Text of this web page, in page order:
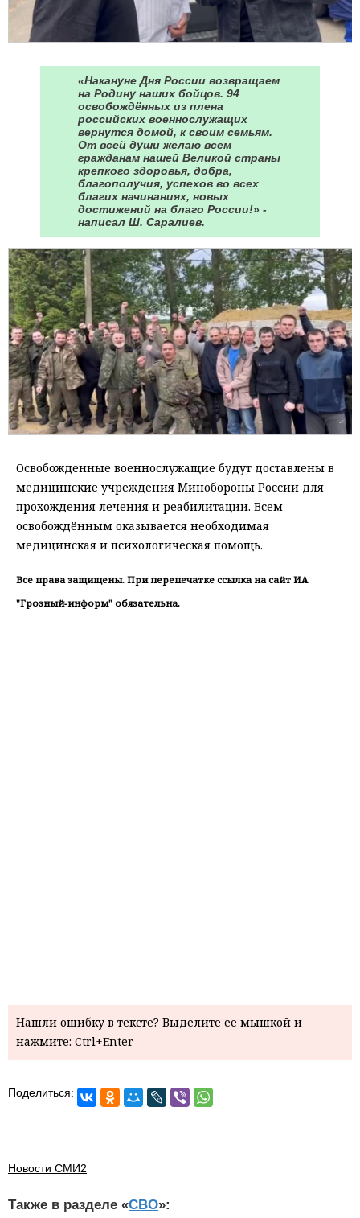
«Накануне Дня России возвращаем
на Родину наших бойцов. 94
освобождённых из плена
российских военнослужащих
вернутся домой, к своим семьям.
От всей души желаю всем
гражданам нашей Великой страны
крепкого здоровья, добра,
благополучия, успехов во всех
благих начинаниях, новых
достижений на благо России!» -
написал Ш. Саралиев.
Освобожденные военнослужащие будут доставлены в
медицинские учреждения Минобороны России для
прохождения лечения и реабилитации. Всем
освобождённым оказывается необходимая
медицинская и психологическая помощь.
Все права защищены. При перепечатке ссылка на сайт ИА
"Грозный-информ" обязательна.
Нашли ошибку в тексте? Выделите ее мышкой и
нажмите: Ctrl+Enter
Поделиться:
Новости СМИ2
Также в разделе «СВО»: